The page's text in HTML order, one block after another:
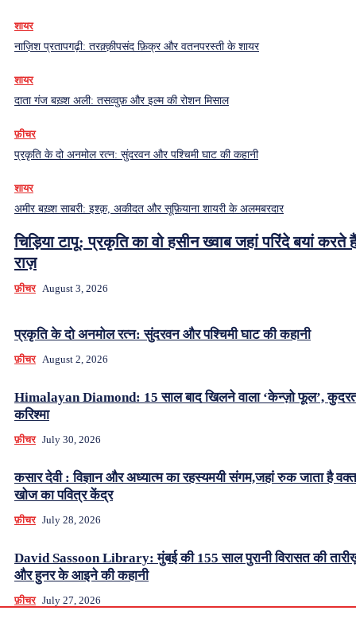
शायर
नाज़िश प्रतापगढ़ी: तरक़्क़ीपसंद फ़िक्र और वतनपरस्ती के शायर
शायर
दाता गंज बख़्श अली: तसव्वुफ़ और इल्म की रोशन मिसाल
फ़ीचर
प्रकृति के दो अनमोल रत्न: सुंदरवन और पश्चिमी घाट की कहानी
शायर
अमीर बख़्श साबरी: इश्क़, अकीदत और सूफ़ियाना शायरी के अलमबरदार
चिड़िया टापू: प्रकृति का वो हसीन ख्वाब जहां परिंदे बयां करते
राज़
फ़ीचर August 3, 2026
प्रकृति के दो अनमोल रत्न: सुंदरवन और पश्चिमी घाट की कहानी
फ़ीचर August 2, 2026
Himalayan Diamond: 15 साल बाद खिलने वाला ‘केन्ज़ो फूल’,
करिश्मा
फ़ीचर July 30, 2026
कसार देवी : विज्ञान और अध्यात्म का रहस्यमयी संगम,जहां रुक जाता है
खोज का पवित्र केंद्र
फ़ीचर July 28, 2026
David Sassoon Library: मुंबई की 155 साल पुरानी विरासत की
और हुनर के आइने की कहानी
फ़ीचर July 27, 2026